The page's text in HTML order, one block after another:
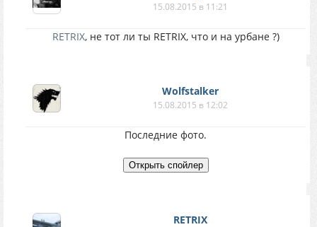
15.08.2015 в 11:21
RETRIX, не тот ли ты RETRIX, что и на урбане ?)
Wolfstalker
15.08.2015 в 12:02
Последние фото.
RETRIX